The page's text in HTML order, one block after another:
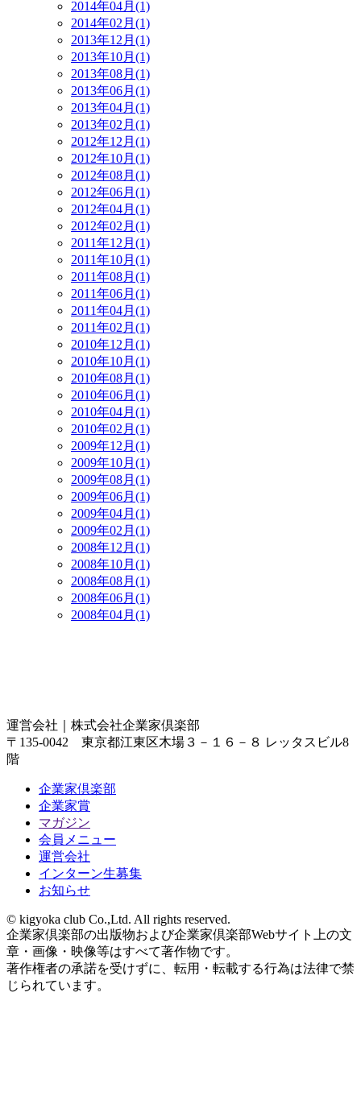
2014年04月(1)
2014年02月(1)
2013年12月(1)
2013年10月(1)
2013年08月(1)
2013年06月(1)
2013年04月(1)
2013年02月(1)
2012年12月(1)
2012年10月(1)
2012年08月(1)
2012年06月(1)
2012年04月(1)
2012年02月(1)
2011年12月(1)
2011年10月(1)
2011年08月(1)
2011年06月(1)
2011年04月(1)
2011年02月(1)
2010年12月(1)
2010年10月(1)
2010年08月(1)
2010年06月(1)
2010年04月(1)
2010年02月(1)
2009年12月(1)
2009年10月(1)
2009年08月(1)
2009年06月(1)
2009年04月(1)
2009年02月(1)
2008年12月(1)
2008年10月(1)
2008年08月(1)
2008年06月(1)
2008年04月(1)
運営会社｜ 株式会社企業家倶楽部
〒135-0042 東京都江東区木場３－１６－８ レッタスビル8
階
企業家倶楽部
企業家賞
マガジン
会員メニュー
運営会社
インターン生募集
お知らせ
© kigyoka club Co.,Ltd. All rights reserved.
企業家倶楽部の出版物および企業家倶楽部Webサイト上の文
章・画像・映像等はすべて著作物です。
著作権者の承諾を受けずに、転用・転載する行為は法律で禁
じられています。